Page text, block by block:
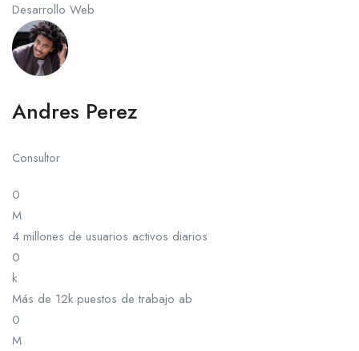
Desarrollo Web
Andres Perez
Consultor
0
M
4 millones de usuarios activos diarios
0
k
Más de 12k puestos de trabajo ab
0
M